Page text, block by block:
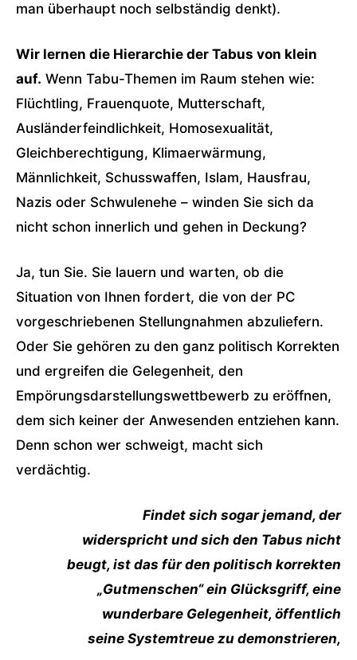
man überhaupt noch selbständig denkt).
Wir lernen die Hierarchie der Tabus von klein
auf. Wenn Tabu-Themen im Raum stehen wie:
Flüchtling, Frauenquote, Mutterschaft,
Ausländerfeindlichkeit, Homosexualität,
Gleichberechtigung, Klimaerwärmung,
Männlichkeit, Schusswaffen, Islam, Hausfrau,
Nazis oder Schwulenehe – winden Sie sich da
nicht schon innerlich und gehen in Deckung?
Ja, tun Sie. Sie lauern und warten, ob die
Situation von Ihnen fordert, die von der PC
vorgeschriebenen Stellungnahmen abzuliefern.
Oder Sie gehören zu den ganz politisch Korrekten
und ergreifen die Gelegenheit, den
Empörungsdarstellungswettbewerb zu eröffnen,
dem sich keiner der Anwesenden entziehen kann.
Denn schon wer schweigt, macht sich
verdächtig.
Findet sich sogar jemand, der
widerspricht und sich den Tabus nicht
beugt, ist das für den politisch korrekten
„Gutmenschen“ ein Glücksgriff, eine
wunderbare Gelegenheit, öffentlich
seine Systemtreue zu demonstrieren,